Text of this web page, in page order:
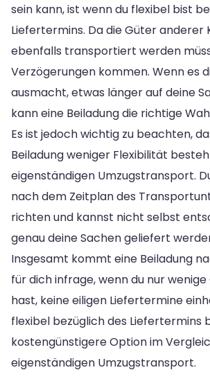
sein kann, ist wenn du flexibel bist
Liefertermins. Da die Güter anderer
ebenfalls transportiert werden
Verzögerungen kommen. Wenn es
ausmacht, etwas länger auf deine
kann eine Beiladung die richtige
Es ist jedoch wichtig zu beachten,
Beiladung weniger Flexibilität
eigenständigen Umzugstransport.
nach dem Zeitplan des
richten und kannst nicht selbst
genau deine Sachen geliefert
Insgesamt kommt eine Beiladung
für dich infrage, wenn du nur
hast, keine eiligen Liefertermine
flexibel bezüglich des Liefertermins
kostengünstigere Option im
eigenständigen Umzugstransport.